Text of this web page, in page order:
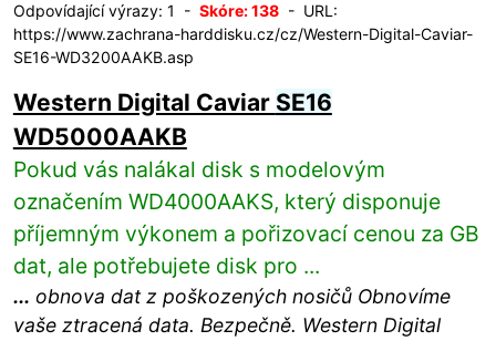
Odpovídající výrazy: 1 - Skóre: 138- URL:
https://www.zachrana-harddisku.cz/cz/Western-Digital-Caviar-
SE16-WD3200AAKB.asp
Western Digital Caviar SE16
WD5000AAKB
Pokud vás nalákal disk s modelovým
označením WD4000AAKS, který disponuje
příjemným výkonem a pořizovací cenou za GB
dat, ale potřebujete disk pro ...
... obnova dat z poškozených nosičů Obnovíme
vaše ztracená data. Bezpečně. Western Digital